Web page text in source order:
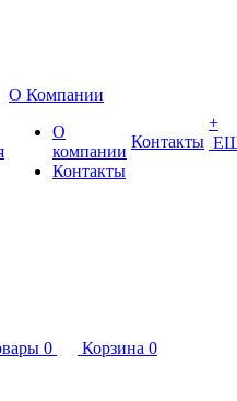
О Компании
О
компании
Контакты
Контакты
+
0 Корзина 0